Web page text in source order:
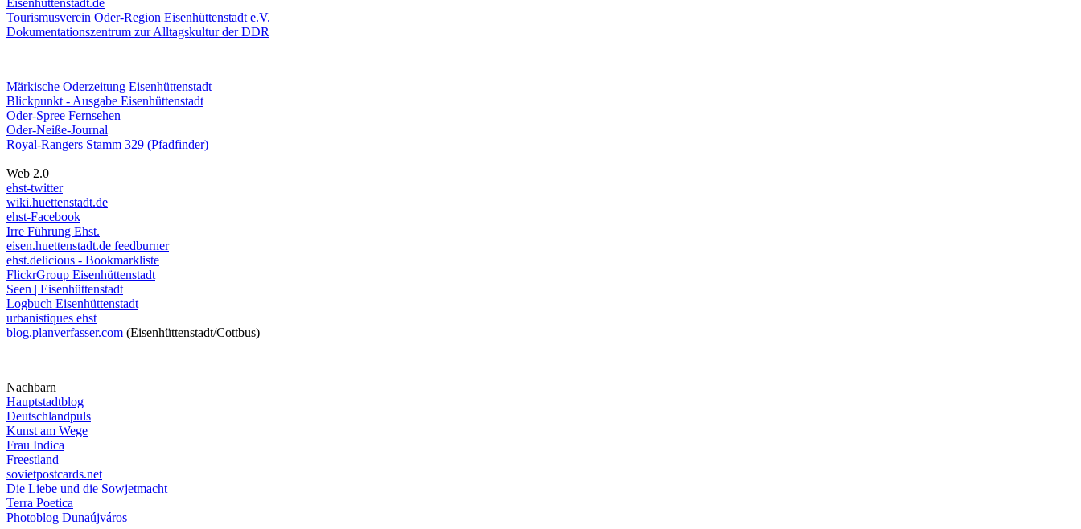
Tourismusverein Oder-Region Eisenhüttenstadt e.V.
Dokumentationszentrum zur Alltagskultur der DDR
Märkische Oderzeitung Eisenhüttenstadt
Blickpunkt - Ausgabe Eisenhüttenstadt
Oder-Spree Fernsehen
Oder-Neiße-Journal
Royal-Rangers Stamm 329 (Pfadfinder)
Web 2.0
ehst-twitter
wiki.huettenstadt.de
ehst-Facebook
Irre Führung Ehst.
eisen.huettenstadt.de feedburner
ehst.delicious - Bookmarkliste
FlickrGroup Eisenhüttenstadt
Seen | Eisenhüttenstadt
Logbuch Eisenhüttenstadt
urbanistiques ehst
blog.planverfasser.com (Eisenhüttenstadt/Cottbus)
Nachbarn
Hauptstadtblog
Deutschlandpuls
Kunst am Wege
Frau Indica
Freestland
sovietpostcards.net
Die Liebe und die Sowjetmacht
Terra Poetica
Photoblog Dunaújváros